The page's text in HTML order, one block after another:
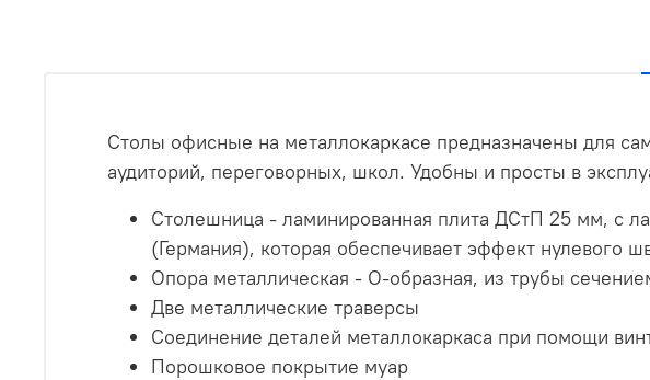
Столы офисные на металлокаркасе предназначены для
аудиторий, переговорных, школ. Удобны и просты в
Столешница - ламинированная плита ДСтП 25 мм, с
(Германия), которая обеспечивает эффект нулевого
Опора металлическая - О-образная, из трубы
Две металлические траверсы
Соединение деталей металлокаркаса при помощи
Порошковое покрытие муар